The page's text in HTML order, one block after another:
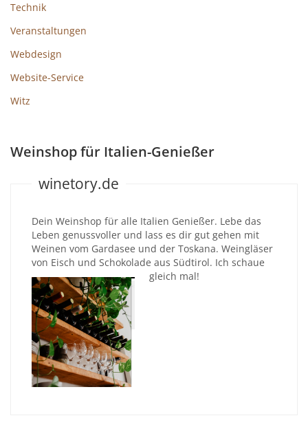
Technik
Veranstaltungen
Webdesign
Website-Service
Witz
Weinshop für Italien-Genießer
winetory.de
Dein Weinshop für alle Italien Genießer. Lebe das
Leben genussvoller und lass es dir gut gehen mit
Weinen vom Gardasee und der Toskana. Weingläser
von Eisch und Schokolade aus Südtirol. Ich schaue
gleich mal!